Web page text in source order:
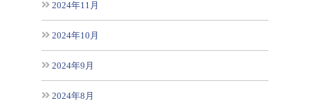
2024年11月
2024年10月
2024年9月
2024年8月